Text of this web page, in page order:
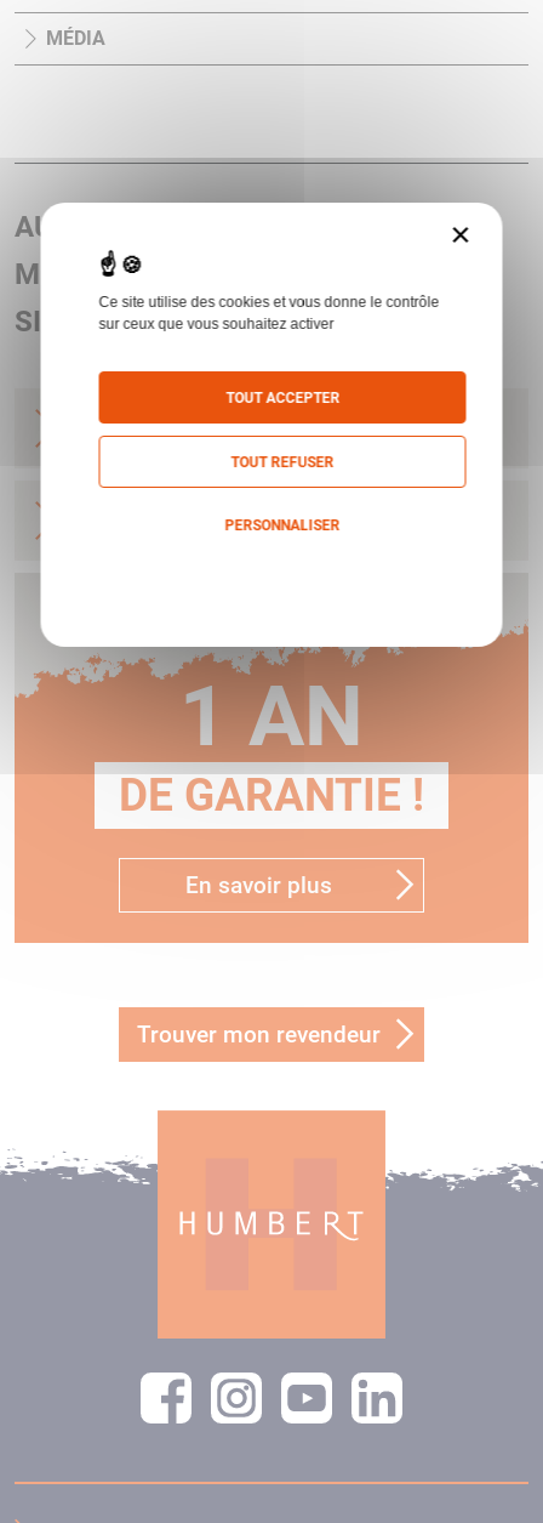
MÉDIA
AUTRES ARTICLES ASSOCIÉS AU
MODÈLE VISEUR BATTLE OPTIC
SIGHT
S332 3X32 CAL.5.56 STEINER
S432 4X32 CAL.7.62 STEINER
1 AN
DE GARANTIE !
En savoir plus
Trouver mon revendeur
×
Ce site utilise des cookies et vous donne le contrôle
sur ceux que vous souhaitez activer
TOUT ACCEPTER
TOUT REFUSER
PERSONNALISER